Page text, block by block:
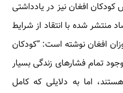
افغان نیز در یادداشتی
منتشر شده با انتقاد از شرایط
افغان نوشته است: “کودکان
تمام فشارهای زندگی بسیار
اما به دلایلی که کامل